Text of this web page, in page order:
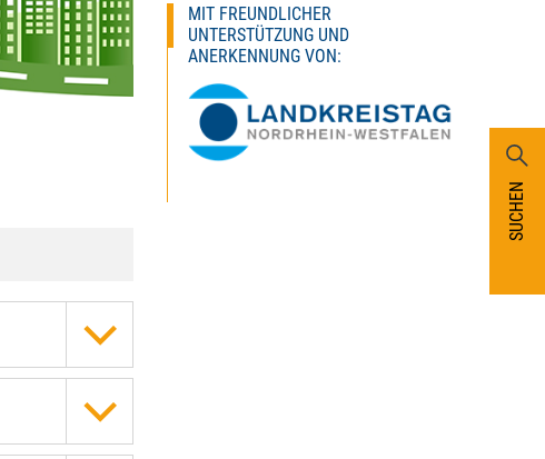
SUCHEN
MIT FREUNDLICHER
UNTERSTÜTZUNG UND
ANERKENNUNG VON: